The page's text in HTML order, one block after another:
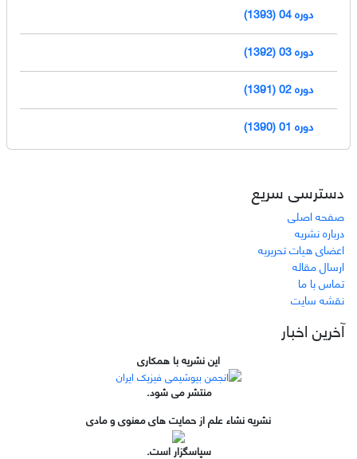
دوره 04 (1393)
دوره 03 (1392)
دوره 02 (1391)
دوره 01 (1390)
دسترسی سریع
صفحه اصلی
درباره نشریه
اعضای هیات تحریریه
ارسال مقاله
تماس با ما
نقشه سایت
آخرین اخبار
این نشریه با همکاری
منتشر می شود.
نشریه نشاء علم از حمایت های معنوی و مادی
سپاسگزار است.